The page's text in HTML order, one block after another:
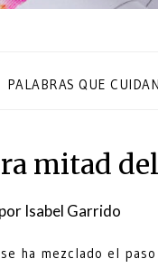
PALABRAS QUE
mitad
por Isabel Garrido
ha mezclado el